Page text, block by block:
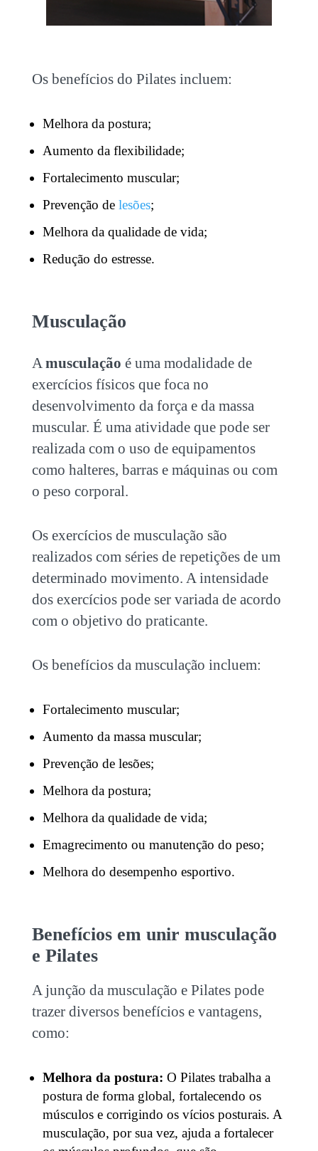
Os benefícios do Pilates incluem:
Melhora da postura;
Aumento da flexibilidade;
Fortalecimento muscular;
Prevenção de lesões;
Melhora da qualidade de vida;
Redução do estresse.
Musculação
Amusculação é uma modalidade de
exercícios físicos que foca no
desenvolvimento da força e da massa
muscular. É uma atividade que pode ser
realizada com o uso de equipamentos
como halteres, barras e máquinas ou com
o peso corporal.
Os exercícios de musculação são
realizados com séries de repetições de um
determinado movimento. A intensidade
dos exercícios pode ser variada de acordo
com o objetivo do praticante.
Os benefícios da musculação incluem:
Fortalecimento muscular;
Aumento da massa muscular;
Prevenção de lesões;
Melhora da postura;
Melhora da qualidade de vida;
Emagrecimento ou manutenção do peso;
Melhora do desempenho esportivo.
Benefícios em unir musculação
e Pilates
A junção da musculação e Pilatespode
trazer diversos benefícios e vantagens,
como:
Melhora da postura: O Pilates trabalha a
postura de forma global, fortalecendo os
músculos e corrigindo os vícios posturais. A
musculação, por sua vez, ajuda a fortalecer